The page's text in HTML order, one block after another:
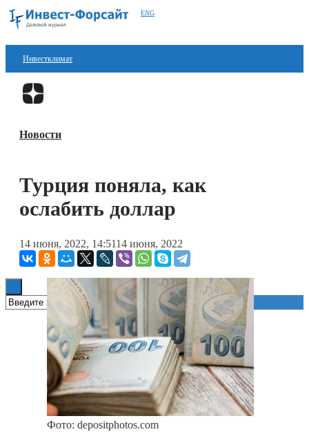
ENG
Инвестклимат
Финансы
Блокчейн
Технологии
Книги
Новости
Турция поняла, как
ослабить доллар
14 июня, 2022, 14:5114 июня, 2022
Фото: depositphotos.com